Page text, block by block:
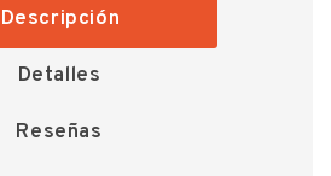
Descripción
Detalles
Reseñas